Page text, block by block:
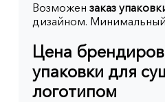
Возможен заказ
дизайном. Минимальный
Цена
упаковки для
логотипом